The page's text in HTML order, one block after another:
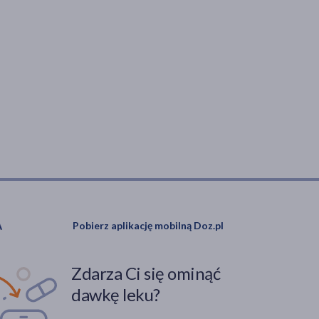
Pobierz aplikację mobilną Doz.pl
Zdarza Ci się ominąć
dawkę leku?